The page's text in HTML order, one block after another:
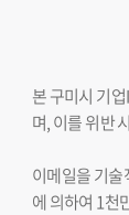
본 구미시 기
며, 이를 위반
이메일을 기술
에 의하여 1천